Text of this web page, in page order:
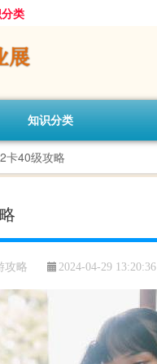
类
知识分类
卡40级攻略
攻略 2024-04-29 13:20:36